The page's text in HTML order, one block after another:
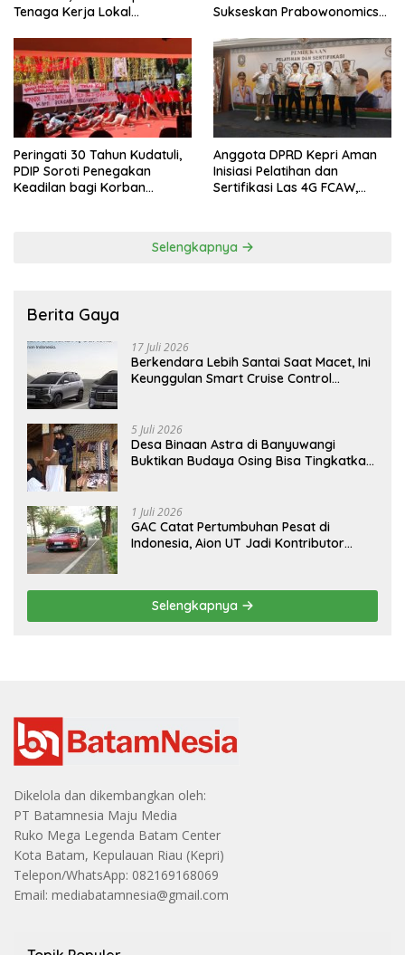
Tenaga Kerja Lokal
Sukseskan Prabowonomics
Peringati 30 Tahun Kudatuli,
PDIP Soroti Penegakan
Keadilan bagi Korban
Anggota DPRD Kepri Aman
Inisiasi Pelatihan dan
Sertifikasi Las 4G FCAW,
Selengkapnya
Berita Gaya
17 Juli 2026
Berkendara Lebih Santai Saat Macet, Ini
Keunggulan Smart Cruise Control
5 Juli 2026
Desa Binaan Astra di Banyuwangi
Buktikan Budaya Osing Bisa Tingkatkan
1 Juli 2026
GAC Catat Pertumbuhan Pesat di
Indonesia, Aion UT Jadi Kontributor
Selengkapnya
Dikelola dan dikembangkan oleh:
PT Batamnesia Maju Media
Ruko Mega Legenda Batam Center
Kota Batam, Kepulauan Riau (Kepri)
Telepon/WhatsApp: 082169168069
Email: mediabatamnesia@gmail.com